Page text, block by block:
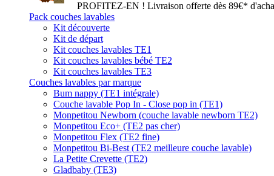
PROFITEZ-EN ! Livraison offerte dès 89€*
Pack couches lavables
Kit découverte
Kit de départ
Kit couches lavables TE1
Kit couches lavables bébé TE2
Kit couches lavables TE3
Couches lavables par marque
Bum nappy (TE1 intégrale)
Couche lavable Pop In - Close pop in (TE1)
Monpetitou Newborn (couche lavable newborn TE2)
Monpetitou Eco+ (TE2 pas cher)
Monpetitou Flex (TE2 fine)
Monpetitou Bi-Best (TE2 meilleure couche lavable)
La Petite Crevette (TE2)
Gladbaby (TE3)